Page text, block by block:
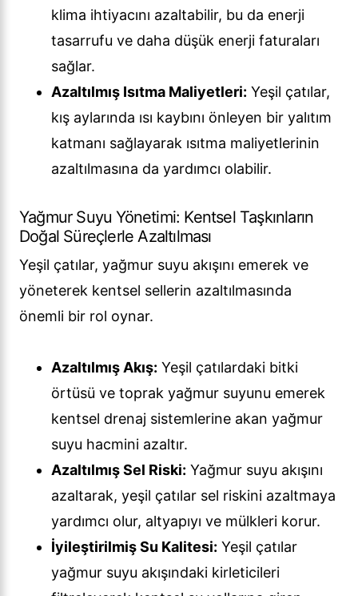
klima ihtiyacını azaltabilir, bu da enerji
tasarrufu ve daha düşük enerji faturaları
sağlar.
Azaltılmış Isıtma Maliyetleri: Yeşil çatılar,
kış aylarında ısı kaybını önleyen bir yalıtım
katmanı sağlayarak ısıtma maliyetlerinin
azaltılmasına da yardımcı olabilir.
Yağmur Suyu Yönetimi: Kentsel Taşkınların
Doğal Süreçlerle Azaltılması
Yeşil çatılar, yağmur suyu akışını emerek ve
yöneterek kentsel sellerin azaltılmasında
önemli bir rol oynar.
Azaltılmış Akış: Yeşil çatılardaki bitki
örtüsü ve toprak yağmur suyunu emerek
kentsel drenaj sistemlerine akan yağmur
suyu hacmini azaltır.
Azaltılmış Sel Riski: Yağmur suyu akışını
azaltarak, yeşil çatılar sel riskini azaltmaya
yardımcı olur, altyapıyı ve mülkleri korur.
İyileştirilmiş Su Kalitesi: Yeşil çatılar
yağmur suyu akışındaki kirleticileri